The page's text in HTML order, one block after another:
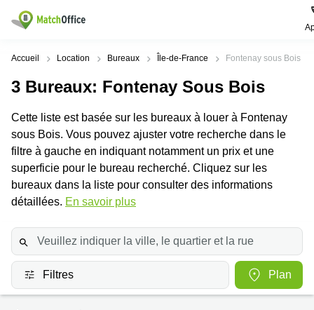
Rechercher / publier
Pages
produits
Bureau
Centre
d’affaires
Coworking
Salles
de
réunion
Bureau
virtuel
Villes
Paris
Lille
Lyon
Bordeaux
Marseille
Nantes
Toulouse
Recherches
Centres
d'affaires
Location
bureau
Lille
Paris
Coworking
Lyon
Aide
Qui sommes-nous?
Publier un local
Prix
Connexion
Accueil Location Bureaux Île-de-France Fontenay sous Bois
3 Bureaux: Fontenay Sous Bois
Cette liste est basée sur les bureaux à louer à Fontenay
sous Bois. Vous pouvez ajuster votre recherche dans le
filtre à gauche en indiquant notamment un prix et une
superficie pour le bureau recherché. Cliquez sur les
bureaux dans la liste pour consulter des informations
détaillées. En savoir plus
Filtres Plan